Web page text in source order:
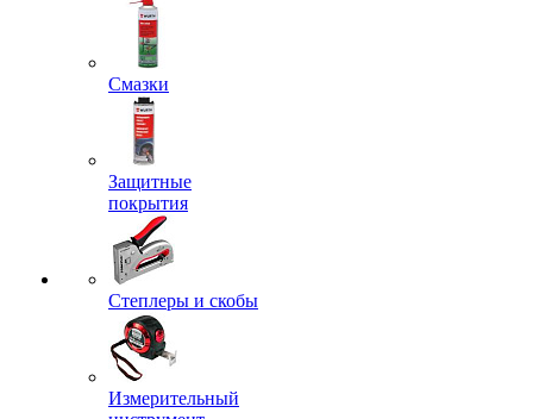
Смазки
Защитные
покрытия
Степлеры и скобы
Измерительный